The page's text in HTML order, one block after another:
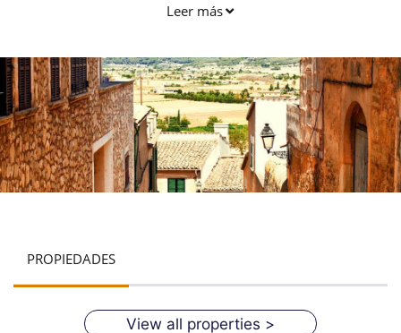
diferentes tradiciones que han pasado por ella en el
Leer más
PROPIEDADES
View all properties >